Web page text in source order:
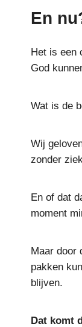
En
Het is een
God
Wat is de
Wij
zonder
En of dat
moment
Maar door
pakken
blijven.
Dat komt